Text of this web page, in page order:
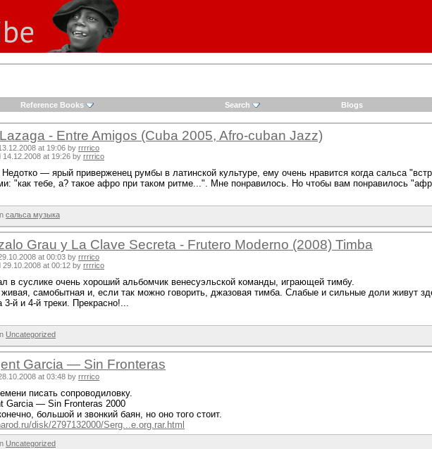
Reference Books Search Blogs
- Entre Amigos (Cuba 2005, Afro-cuban Jazz)
at 19:06 by rrrrico
14.12.2008 at 19:26 by rrrrico
— ярый приверженец румбы в латинской культуре, ему очень нравится когда сальса
"как тебе, а? такое афро при таком ритме...". Мне понравилось. Но чтобы вам понравилось
сальса музыка
Grau y La Clave Secreta - Frutero Moderno (2008) Timba
at 00:03 by rrrrico
29.10.2008 at 00:12 by rrrrico
в суслике очень хороший альбомчик венесуэльской команды, играющей тимбу.
самобытная и, если так можно говорить, джазовая тимба. Слабые и сильные доли живут
3-й и 4-й треки. Прекрасно!...
Uncategorized
Garcia — Sin Fronteras
at 03:48 by rrrrico
писать сопроводиловку.
Garcia — Sin Fronteras 2000
большой и звонкий баян, но оно того стоит.
disk/2797132000/Serg...e.org.rar.html
Uncategorized